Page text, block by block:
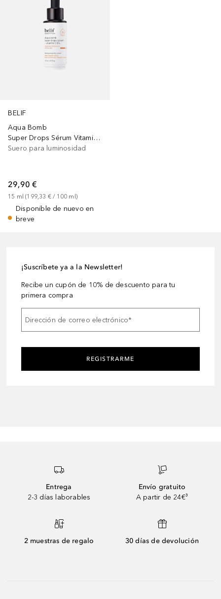
BELIF
Aqua Bomb
Super Drops Sérum Vitamin C 8%
Suero para luminosidad
29,90 €
15 ml (199,33 € / 100 ml )
Disponible de nuevo en
breve
¡Suscríbete ya a la Newsletter!
Recibe un cupón de 10% de descuento para tu
primera compra
Dirección de correo electrónico*
REGISTRARME
Entrega
2-3 días laborables
Envío gratuito
A partir de 24€³
2 muestras de regalo 30 días de devolución